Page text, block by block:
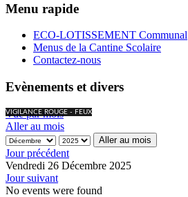
Menu rapide
ECO-LOTISSEMENT Communal
Menus de la Cantine Scolaire
Contactez-nous
Evènements et divers
VIGILANCE ROUGE - FEUX
Vue par mois
Aller au mois
Aller au mois
Jour précédent
Vendredi 26 Décembre 2025
Jour suivant
No events were found